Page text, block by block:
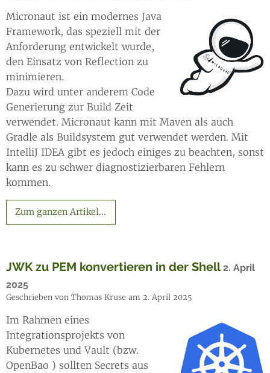
Micronaut ist ein modernes Java
Framework, das speziell mit der
Anforderung entwickelt wurde,
den Einsatz von Reflection zu
minimieren.
Dazu wird unter anderem Code
Generierung zur Build Zeit
verwendet. Micronaut kann mit Maven als auch
Gradle als Buildsystem gut verwendet werden. Mit
IntelliJ IDEA gibt es jedoch einiges zu beachten, sonst
kann es zu schwer diagnostizierbaren Fehlern
kommen.
Zum ganzen Artikel...
JWK zu PEM konvertieren in der Shell 2. April
2025
Geschrieben von Thomas Kruse am 2. April 2025
Im Rahmen eines
Integrationsprojekts von
Kubernetes und Vault (bzw.
OpenBao ) sollten Secrets aus